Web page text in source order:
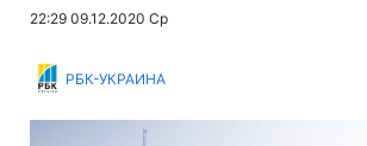
22:29 09.12.2020 Ср
РБК-УКРАИНА